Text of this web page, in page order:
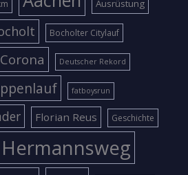
Ausrüstung
Bocholter Citylauf
Corona Deutscher Rekord
fatboysrun
Florian Reus Geschichte
Hermannsweg